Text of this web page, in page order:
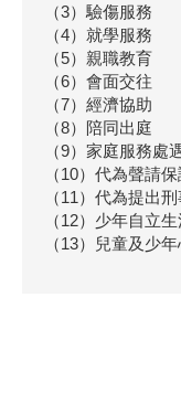
（3）驗傷服務
（4）就學服務
（5）親職教育
（6）會面交往
（7）經濟協助
（8）陪同出庭
（9）家庭服務處
（10）代為聲請
（11）代為提出
（12）少年自立
（13）兒童及少